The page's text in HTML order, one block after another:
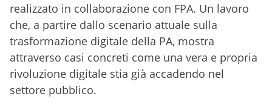
realizzato in collaborazione con FPA. Un lavoro
che, a partire dallo scenario attuale sulla
trasformazione digitale della PA, mostra
attraverso casi concreti come una vera e propria
rivoluzione digitale stia già accadendo nel
settore pubblico.